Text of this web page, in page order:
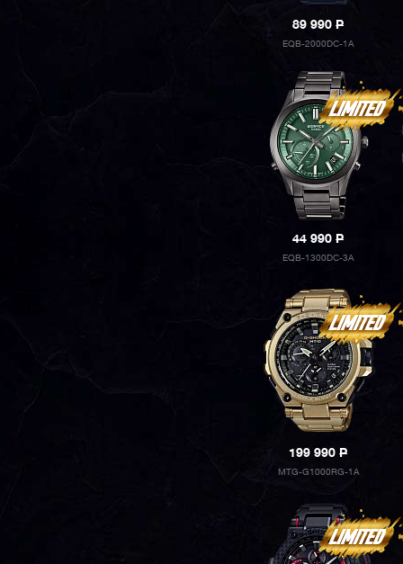
89 990P
EQB-2000DC-1A
44 990P
EQB-1300DC-3A
199 990P
MTG-G1000RG-1A